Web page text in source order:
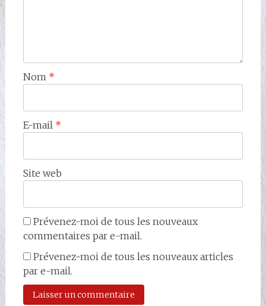
Nom *
E-mail *
Site web
Prévenez-moi de tous les nouveaux
commentaires par e-mail.
Prévenez-moi de tous les nouveaux articles
par e-mail.